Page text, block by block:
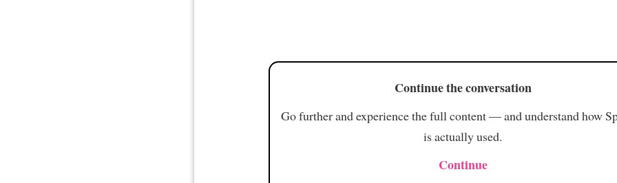
Continue the conversation
Go further and experience the full content — and understand how
is actually used.
Continue